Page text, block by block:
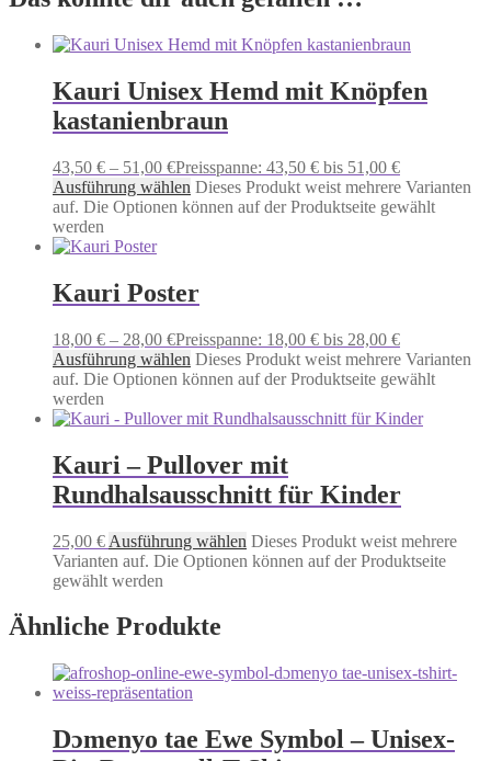
Kauri Unisex Hemd mit Knöpfen
kastanienbraun
43,50 € – 51,00 €Preisspanne: 43,50 € bis 51,00 €
Ausführung wählen Dieses Produkt weist mehrere Varianten
auf. Die Optionen können auf der Produktseite gewählt
werden
Kauri Poster
18,00 € – 28,00 €Preisspanne: 18,00 € bis 28,00 €
Ausführung wählen Dieses Produkt weist mehrere Varianten
auf. Die Optionen können auf der Produktseite gewählt
werden
Kauri – Pullover mit
Rundhalsausschnitt für Kinder
25,00 € Ausführung wählen Dieses Produkt weist mehrere
Varianten auf. Die Optionen können auf der Produktseite
gewählt werden
Ähnliche Produkte
Dɔmenyo tae Ewe Symbol – Unisex-